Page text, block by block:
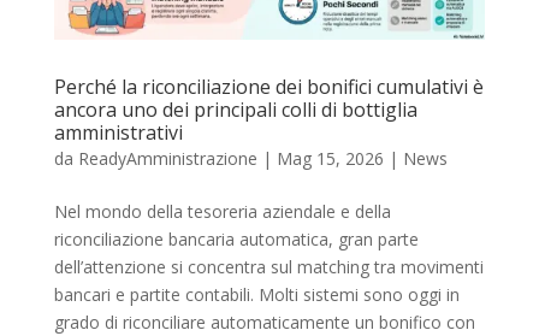
Perché la riconciliazione dei bonifici cumulativi è
ancora uno dei principali colli di bottiglia
amministrativi
da ReadyAmministrazione | Mag 15, 2026 | News
Nel mondo della tesoreria aziendale e della
riconciliazione bancaria automatica, gran parte
dell’attenzione si concentra sul matching tra movimenti
bancari e partite contabili. Molti sistemi sono oggi in
grado di riconciliare automaticamente un bonifico con